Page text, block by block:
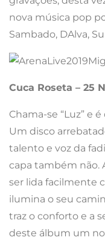
nova música pop
Sambado, DAlva,
Cuca Roseta – 25
Chama-se “Luz” e
Um disco
talento e voz da
capa também não.
ser lida facilmente
ilumina o seu
traz o conforto e a
deste álbum um